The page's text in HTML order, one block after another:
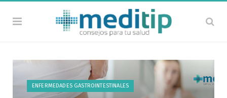
ENFERMEDADES GASTROINTESTINALES